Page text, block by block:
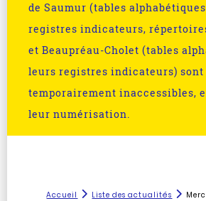
de Saumur (tables
registres indicateurs,
et Beaupréau-Cholet (tables
leurs registres indicateurs) sont
temporairement inaccessibles,
leur numérisation.
Accueil Liste des actualités